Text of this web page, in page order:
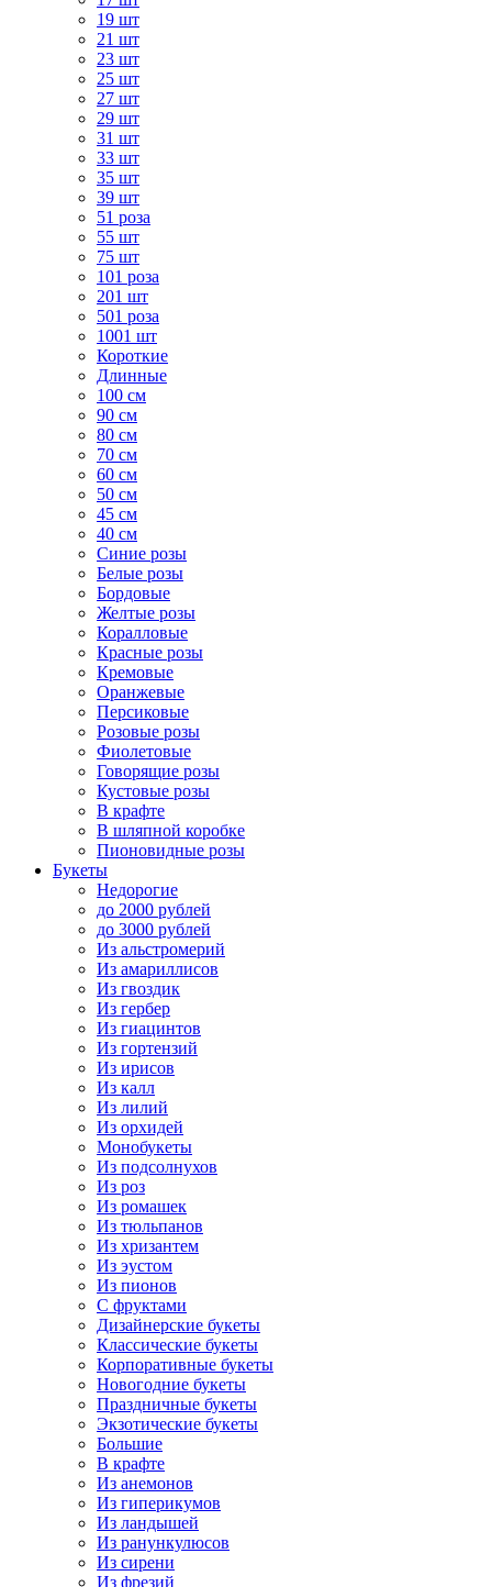
19 шт
21 шт
23 шт
25 шт
27 шт
29 шт
31 шт
33 шт
35 шт
39 шт
51 роза
55 шт
75 шт
101 роза
201 шт
501 роза
1001 шт
Короткие
Длинные
100 см
90 см
80 см
70 см
60 см
50 см
45 см
40 см
Cиние розы
Белые розы
Бордовые
Желтые розы
Коралловые
Красные розы
Кремовые
Оранжевые
Персиковые
Розовые розы
Фиолетовые
Говорящие розы
Кустовые розы
В крафте
В шляпной коробке
Пионовидные розы
Букеты
Недорогие
до 2000 рублей
до 3000 рублей
Из альстромерий
Из амариллисов
Из гвоздик
Из гербер
Из гиацинтов
Из гортензий
Из ирисов
Из калл
Из лилий
Из орхидей
Монобукеты
Из подсолнухов
Из роз
Из ромашек
Из тюльпанов
Из хризантем
Из эустом
Из пионов
С фруктами
Дизайнерские букеты
Классические букеты
Корпоративные букеты
Новогодние букеты
Праздничные букеты
Экзотические букеты
Большие
В крафте
Из анемонов
Из гиперикумов
Из ландышей
Из ранункулюсов
Из сирени
Из фрезий